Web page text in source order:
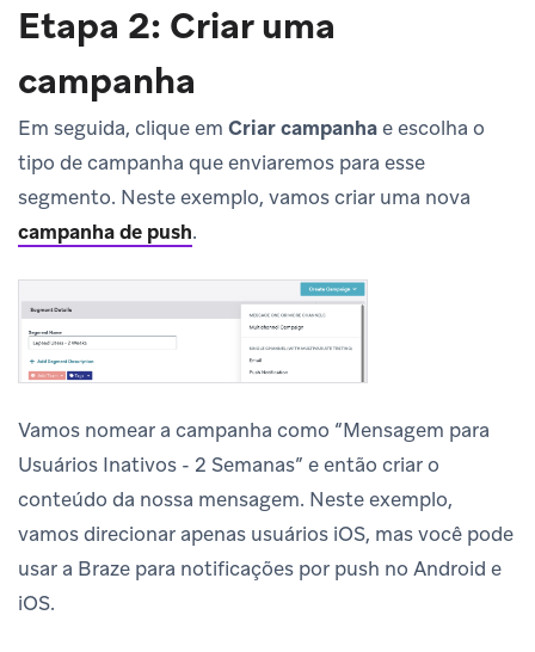
Etapa 2: Criar uma
campanha
Em seguida, clique em Criar campanhae escolha o
tipo de campanha que enviaremos para esse
segmento. Neste exemplo, vamos criar uma nova
campanha de push.
Vamos nomear a campanha como “Mensagem para
Usuários Inativos - 2 Semanas” e então criar o
conteúdo da nossa mensagem. Neste exemplo,
vamos direcionar apenas usuários iOS, mas você pode
usar a Braze para notificações por push no Android e
iOS.